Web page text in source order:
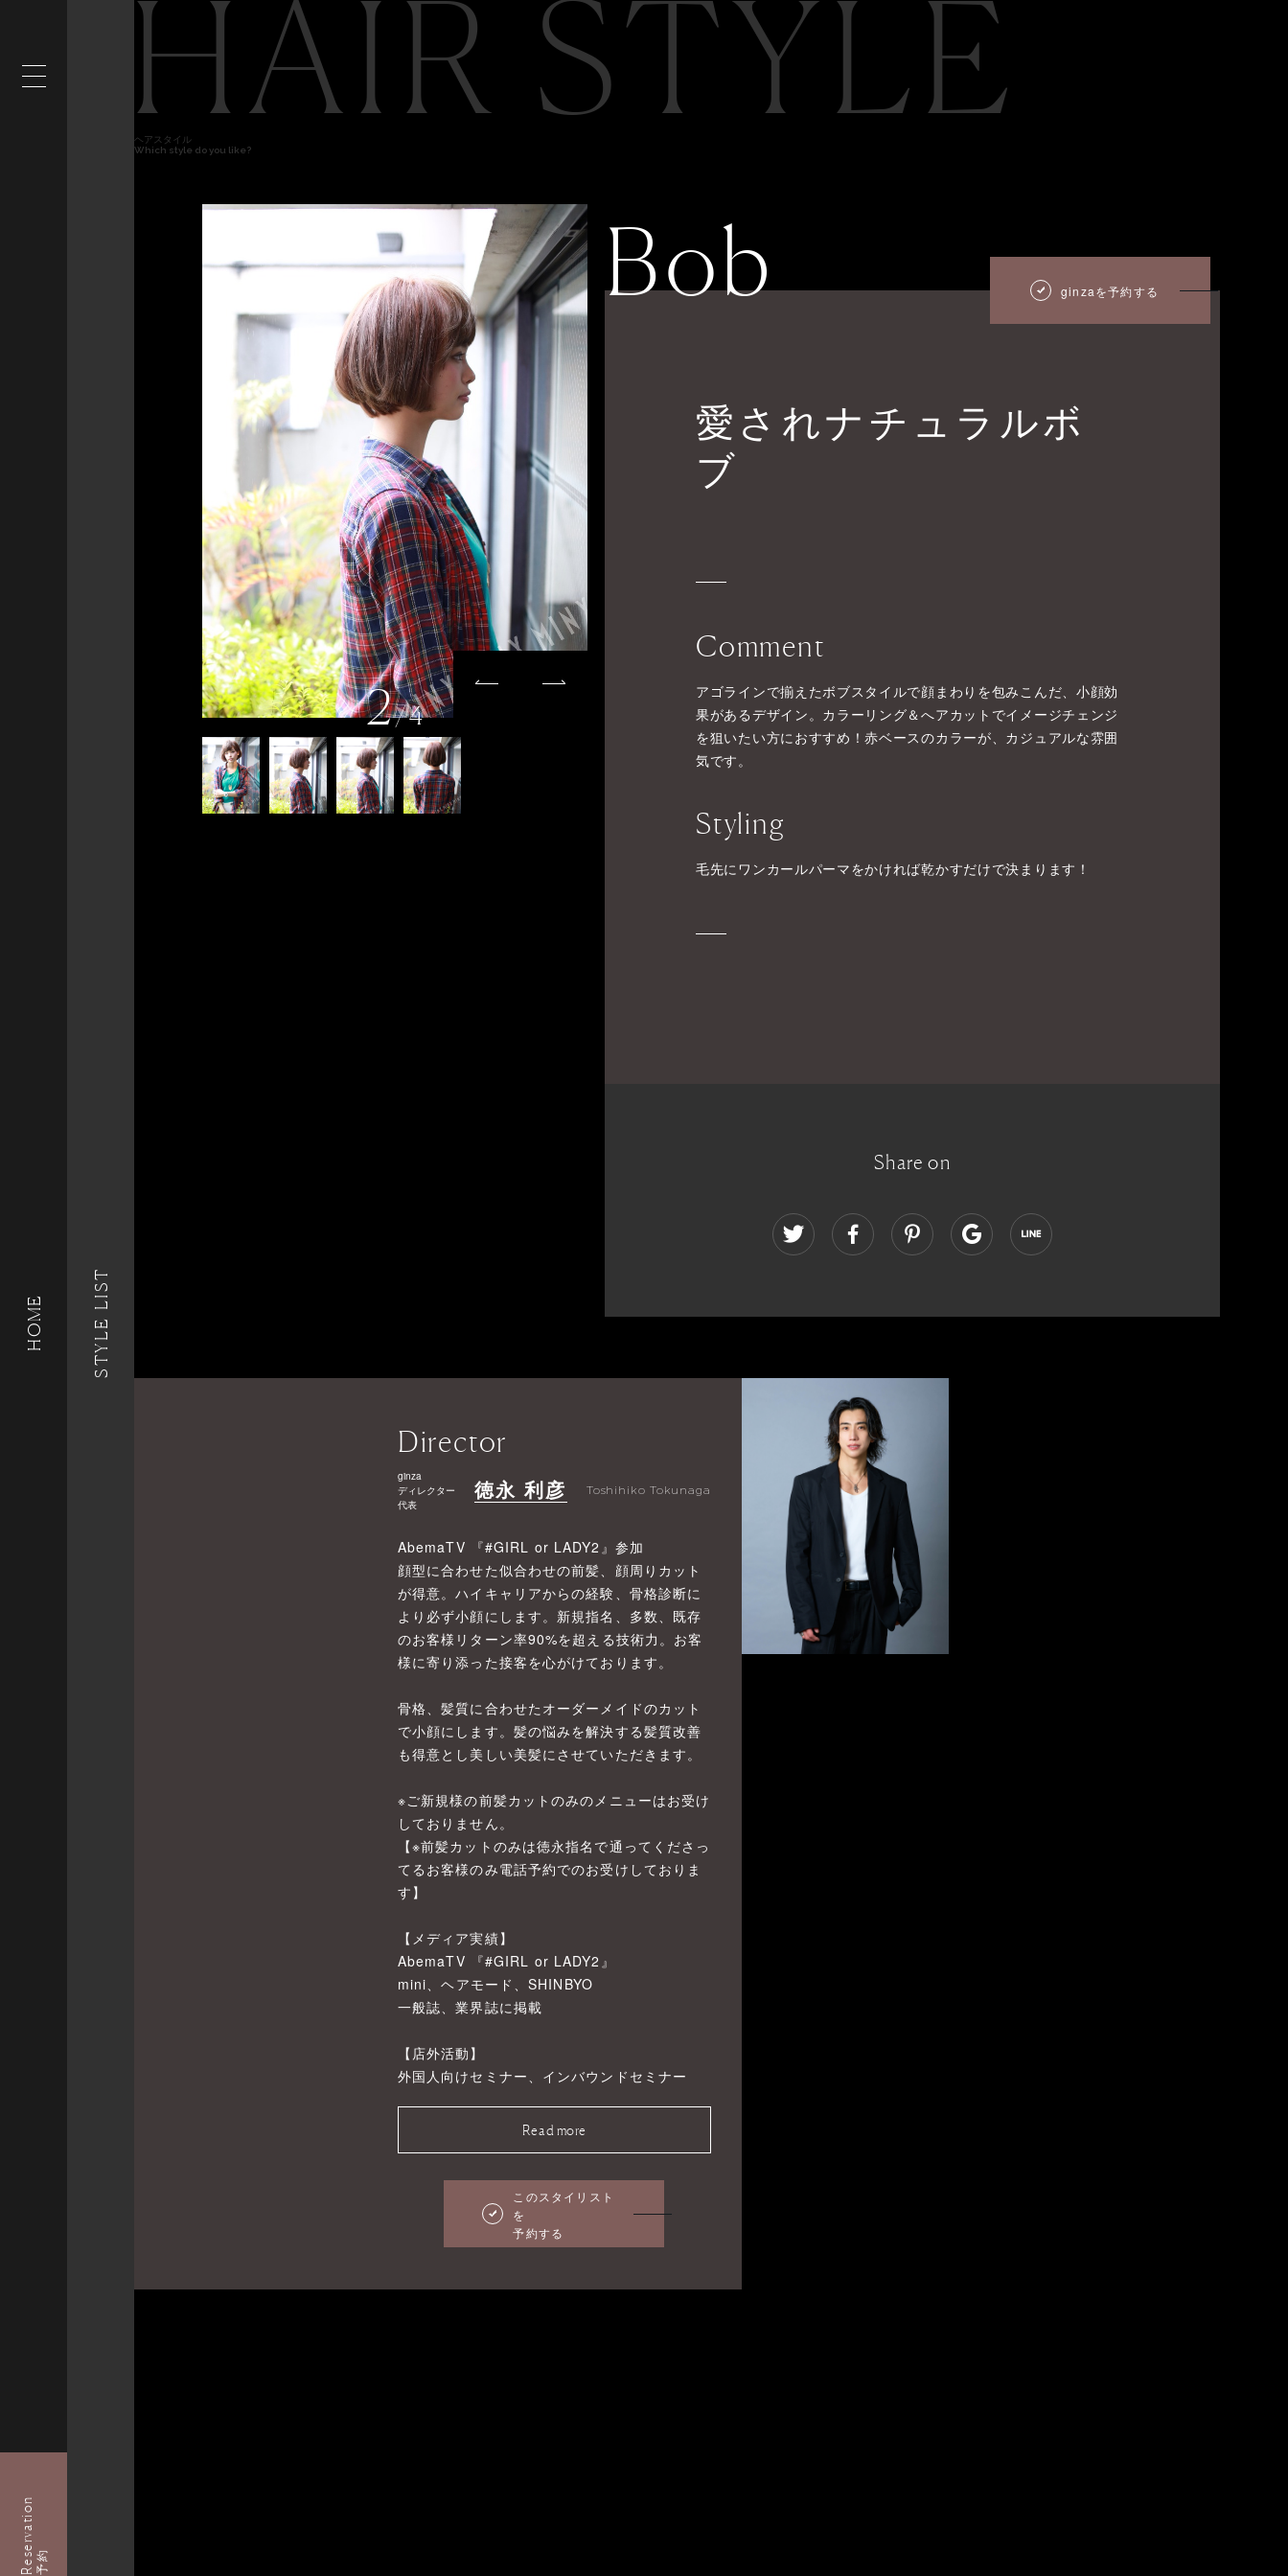
HOME
Reservation予約
STYLE LIST
HAIR STYLE
ヘアスタイル
Which style do you like?
2/4
Bob ginzaを予約する
愛されナチュラルボ
ブ
Comment
アゴラインで揃えたボブスタイルで顔まわりを包みこんだ、小顔効
果があるデザイン。カラーリング＆へアカットでイメージチェンジ
を狙いたい方におすすめ！赤ベースのカラーが、カジュアルな雰囲
気です。
Styling
毛先にワンカールパーマをかければ乾かすだけで決まります！
Share on
Director
ginza
ディレクター
代表
徳永 利彦 Toshihiko Tokunaga
AbemaTV 『#GIRL or LADY2』参加
顔型に合わせた似合わせの前髪、顔周りカット
が得意。ハイキャリアからの経験、骨格診断に
より必ず小顔にします。新規指名、多数、既存
のお客様リターン率90%を超える技術力。お客
様に寄り添った接客を心がけております。
骨格、髪質に合わせたオーダーメイドのカット
で小顔にします。髪の悩みを解決する髪質改善
も得意とし美しい美髪にさせていただきます。
※ご新規様の前髪カットのみのメニューはお受け
しておりません。
【※前髪カットのみは徳永指名で通ってくださっ
てるお客様のみ電話予約でのお受けしておりま
す】
【メディア実績】
AbemaTV 『#GIRL or LADY2』
mini、ヘアモード、SHINBYO
一般誌、業界誌に掲載
【店外活動】
外国人向けセミナー、インバウンドセミナー
Read more
このスタイリスト
を
予約する